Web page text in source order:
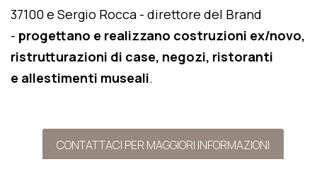
37100 e Sergio Rocca - direttore del Brand
- progettano e realizzano costruzioni ex/novo,
ristrutturazioni di case, negozi, ristoranti
e allestimenti museali.
CONTATTACI PER MAGGIORI INFORMAZIONI